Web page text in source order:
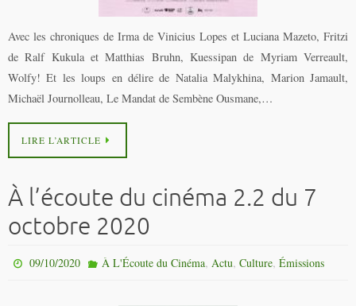
Avec les chroniques de Irma de Vinicius Lopes et Luciana Mazeto, Fritzi
de Ralf Kukula et Matthias Bruhn, Kuessipan de Myriam Verreault,
Wolfy! Et les loups en délire de Natalia Malykhina, Marion Jamault,
Michaël Journolleau, Le Mandat de Sembène Ousmane,…
LIRE L’ARTICLE
À l’écoute du cinéma 2.2 du 7
octobre 2020
09/10/2020 À L'Écoute du Cinéma, Actu, Culture, Émissions